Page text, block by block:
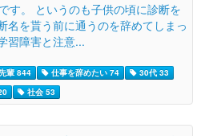
す。 というのも子供の頃に診断を
名を貰う前に通うのを辞めてしまっ
習障害と注意...
輩 844 仕事を辞めたい 74
30代 33
社会 53